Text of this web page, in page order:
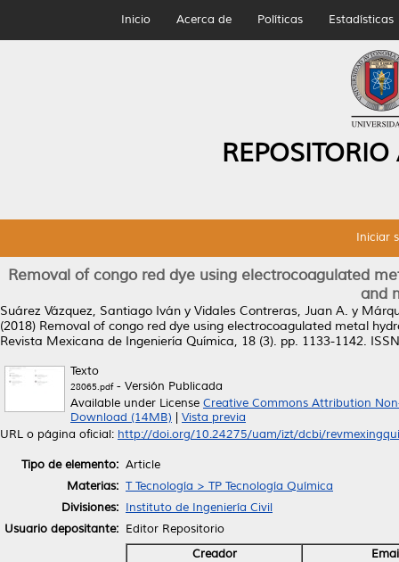
Inicio Acerca de Políticas Estadísticas
Iniciar
Removal of congo red dye using electrocoagulated
and
Suárez Vázquez, Santiago Iván y Vidales Contreras, Juan A. y
(2018) Removal of congo red dye using electrocoagulated metal
Revista Mexicana de Ingeniería Química, 18 (3). pp. 1133-1142.
Texto
28065.pdf- Versión Publicada
Available under License Creative Commons Attribution
Download (14MB)
Vista previa
URL o página oficial: http://doi.org/10.24275/uam/izt/dcbi/
Tipo de elemento: Article
Materias: T Tecnología > TP Tecnología Química
Divisiones: Instituto de Ingeniería Civil
Usuario depositante: Editor Repositorio
Creador